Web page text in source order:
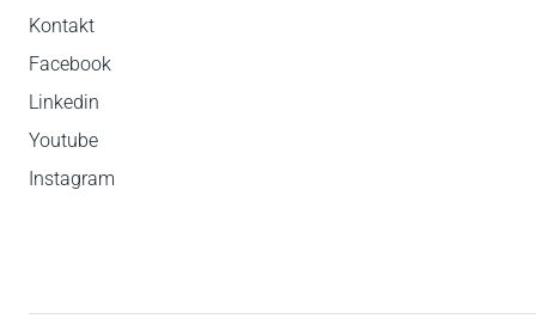
Kontakt
Facebook
Linkedin
Youtube
Instagram